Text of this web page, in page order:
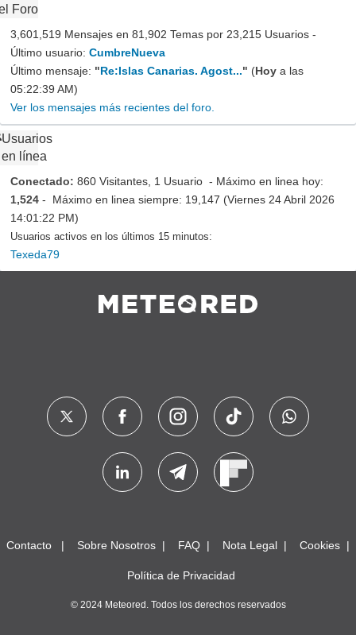
Foro
3,601,519 Mensajes en 81,902 Temas por 23,215 Usuarios -
Último usuario: CumbreNueva
Último mensaje: "Re:Islas Canarias. Agost..." (Hoy a las
05:22:39 AM)
Ver los mensajes más recientes del foro.
Usuarios
en línea
Conectado: 860 Visitantes, 1 Usuario - Máximo en linea hoy:
1,524 - Máximo en linea siempre: 19,147 (Viernes 24 Abril 2026
14:01:22 PM)
Usuarios activos en los últimos 15 minutos:
Texeda79
Contacto Sobre Nosotros FAQ Nota Legal Cookies
Política de Privacidad
© 2024 Meteored. Todos los derechos reservados